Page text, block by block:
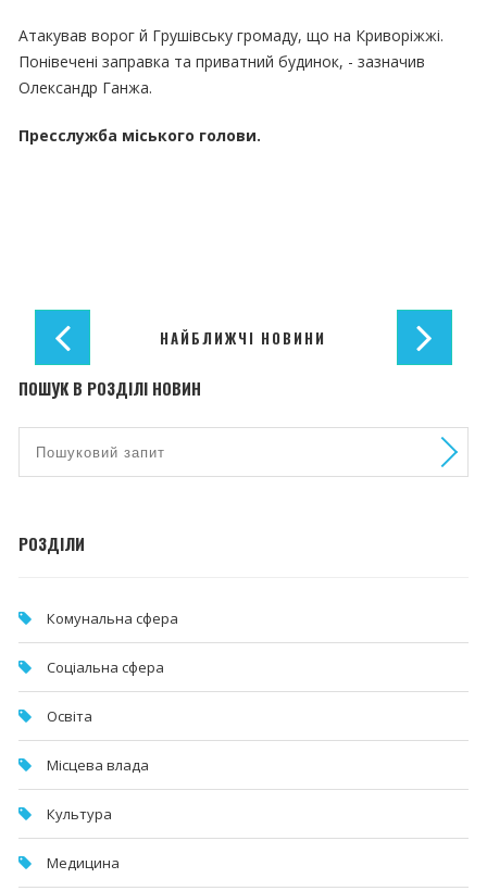
Атакував ворог й Грушівську громаду, що на Криворіжжі.
Понівечені заправка та приватний будинок, - зазначив
Олександр Ганжа.
Пресслужба міського голови.
НАЙБЛИЖЧІ НОВИНИ
ПОШУК В РОЗДІЛІ НОВИН
РОЗДІЛИ
Комунальна cфера
Соціальна сфера
Освіта
Місцева влада
Культура
Медицина